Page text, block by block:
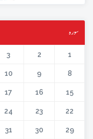
سورہ
1
2
3
8
9
10
15
16
17
22
23
24
29
30
31